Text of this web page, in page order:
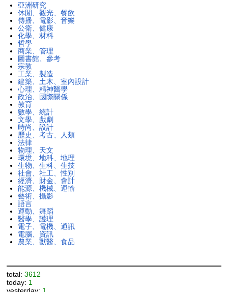
亞洲研究
休閒、觀光、餐飲
傳播、電影、音樂
公衛、健康
化學、材料
哲學
商業、管理
圖書館、參考
宗教
工業、製造
建築、土木、室內設計
心理、精神醫學
政治、國際關係
教育
數學、統計
文學、戲劇
時尚、設計
歷史、考古、人類
法律
物理、天文
環境、地科、地理
生物、生科、生技
社會、社工、性別
經濟、財金、會計
能源、機械、運輸
藝術、攝影
語言
運動、舞蹈
醫學、護理
電子、電機、通訊
電腦、資訊
農業、獸醫、食品
total: 3612
today: 1